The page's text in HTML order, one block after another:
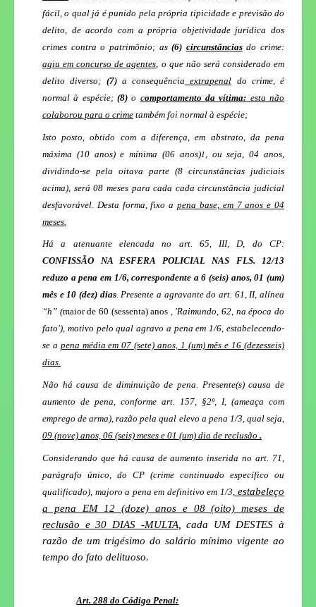
fácil, o qual já é punido pela própria tipicidade e previsão do
delito, de acordo com a própria objetividade jurídica dos
crimes contra o patrimônio; as(6) circunstânciasdo crime:
agiu em concurso de agentes , o que não será considerado em
delito diverso; (7)a consequência extrapenal do crime, é
normal à espécie; (8) o comportamento da vítima: esta não
colaborou para o crime também foi normal à espécie;
Isto posto, obtido com a diferença, em abstrato, da pena
máxima (10 anos) e mínima (06 anos)1
, ou seja, 04 anos,
dividindo-se pela oitava parte (8 circunstâncias judiciais
acima), será 08 meses para cada cada circunstância judicial
desfavorável. Desta forma, fixo apena base, em 7 anos e 04
meses.
Há a atenuante elencada no art. 65, III, D, do CP:
CONFISSÃO NA ESFERA POLICIAL NAS FLS. 12/13
reduzo a pena em 1/6, correspondente a 6 (seis) anos, 01 (um)
mês e 10 (dez) dias. Presente a agravante do art. 61, II, alínea
“h” (maior de 60 (sessenta) anos , 'Raimundo, 62, na época do
fato'), motivo pelo qual agravo a pena em 1/6, estabelecendo-
se a pena média em 07 (sete) anos, 1 (um) mês e 16 (dezesseis)
dias.
Não há causa de diminuição de pena. Presente(s) causa de
aumento de pena, conforme art. 157, §2º, I, (ameaça com
emprego de arma), razão pela qual elevo a pena 1/3, qual seja,
09 (nove) anos, 06 (seis) meses e 01 (um) dia de reclusão .
Considerando que há causa de aumento inserida no art. 71,
parágrafo único, do CP (crime continuado específico ou
qualificado), majoro a pena em definitivo em 1/3, estabeleço
a pena EM 12 (doze) anos e 08 (oito) meses de
reclusão e 30 DIAS -MULTA,cada UM DESTES à
razão de um trigésimo do salário mínimo vigente ao
tempo do fato delituoso.
Art. 288 do Código Penal: